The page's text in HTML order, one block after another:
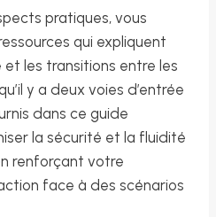
pratiques, vous
qui expliquent
les transitions entre les
y a deux voies d’entrée
dans ce guide
la sécurité et la fluidité
renforçant votre
face à des scénarios